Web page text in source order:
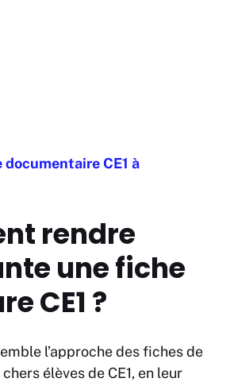
CE1 à
rendre
une fiche
CE1 ?
l’approche des fiches de
élèves de CE1, en leur